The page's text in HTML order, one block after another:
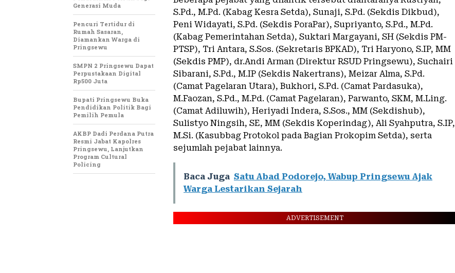
S.Pd., M.Pd. (Kabag Kesra Setda), Sunaji, S.Pd. (Sekdis Dikbud),
Peni Widayati, S.Pd. (Sekdis PoraPar), Supriyanto, S.Pd., M.Pd.
(Kabag Pemerintahan Setda), Suktari Margayani, SH (Sekdis PM-
PTSP), Tri Antara, S.Sos. (Sekretaris BPKAD), Tri Haryono, S.IP, MM
(Sekdis PMP), dr.Andi Arman (Direktur RSUD Pringsewu), Suchairi
Sibarani, S.Pd., M.IP (Sekdis Nakertrans), Meizar Alma, S.Pd.
(Camat Pagelaran Utara), Bukhori, S.Pd. (Camat Pardasuka),
M.Faozan, S.Pd., M.Pd. (Camat Pagelaran), Parwanto, SKM, M.Ling.
(Camat Adiluwih), Heriyadi Indera, S.Sos., MM (Sekdishub),
Sulistyo Ningsih, SE, MM (Sekdis Koperindag), Ali Syahputra, S.IP,
M.Si. (Kasubbag Protokol pada Bagian Prokopim Setda), serta
sejumlah pejabat lainnya.
Baca Juga Satu Abad Podorejo, Wabup Pringsewu Ajak
Warga Lestarikan Sejarah
ADVERTISEMENT
Generasi Muda
Pencuri Tertidur di
Rumah Sasaran,
Diamankan Warga di
Pringsewu
SMPN 2 Pringsewu Dapat
Perpustakaan Digital
Rp500 Juta
Bupati Pringsewu Buka
Pendidikan Politik Bagi
Pemilih Pemula
AKBP Dadi Perdana Putra
Resmi Jabat Kapolres
Pringsewu, Lanjutkan
Program Cultural
Policing